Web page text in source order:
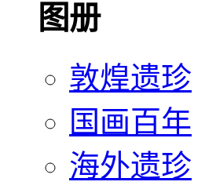
图册
敦煌遗珍
国画百年
海外遗珍